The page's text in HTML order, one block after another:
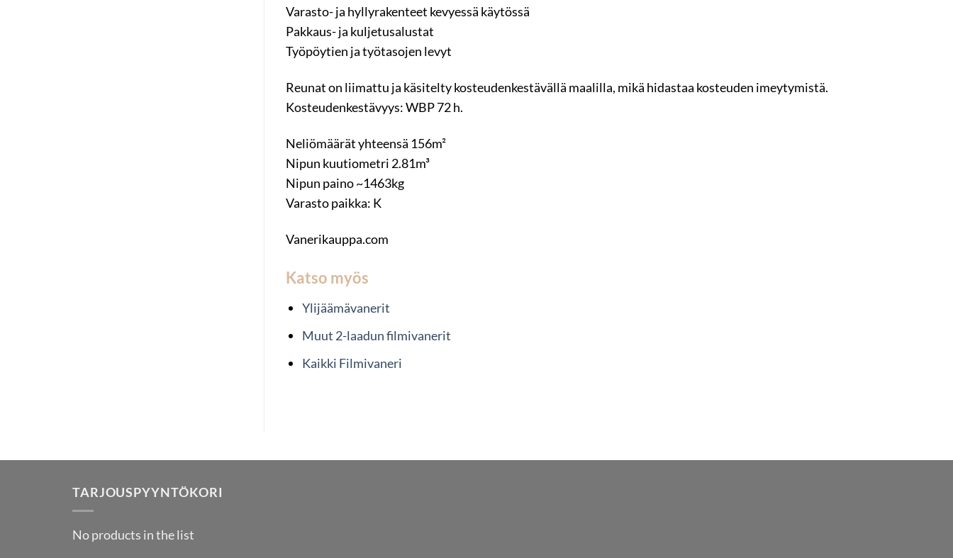
Varasto- ja hyllyrakenteet kevyessä käytössä
Pakkaus- ja kuljetusalustat
Työpöytien ja työtasojen levyt
Reunat on liimattu ja käsitelty kosteudenkestävällä maalilla, mikä hidastaa kosteuden imeytymistä.
Kosteudenkestävyys: WBP 72 h.
Neliömäärät yhteensä 156m²
Nipun kuutiometri 2.81m³
Nipun paino ~1463kg
Varasto paikka: K
Vanerikauppa.com
Katso myös
Ylijäämävanerit
Muut 2-laadun filmivanerit
Kaikki Filmivaneri
TARJOUSPYYNTÖKORI
No products in the list